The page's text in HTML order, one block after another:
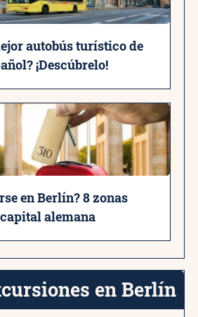
autobús turístico de
¡Descúbrelo!
en Berlín? 8 zonas
alemana
en Berlín